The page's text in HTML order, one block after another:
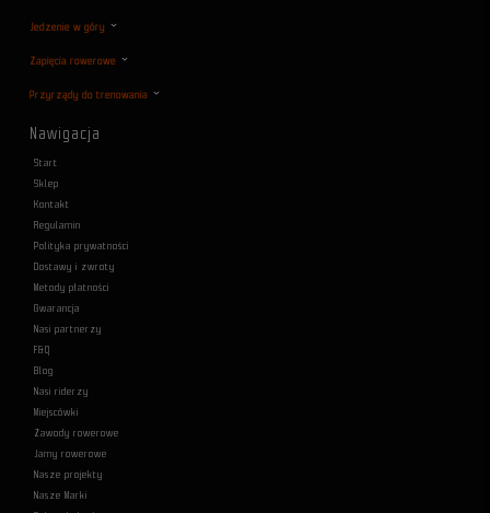
Jedzenie w góry
Zapięcia rowerowe
Przyrządy do trenowania
Nawigacja
Start
Sklep
Kontakt
Regulamin
Polityka prywatności
Dostawy i zwroty
Metody płatności
Gwarancja
Nasi partnerzy
F&Q
Blog
Nasi riderzy
Miejscówki
Zawody rowerowe
Jamy rowerowe
Nasze projekty
Nasze Marki